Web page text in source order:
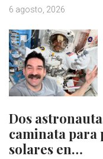
6 agosto, 2026
Dos
caminata para
solares en…